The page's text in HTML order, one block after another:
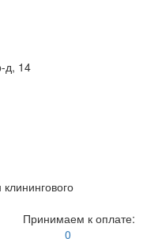
д, 14
Принимаем к оплате:
0